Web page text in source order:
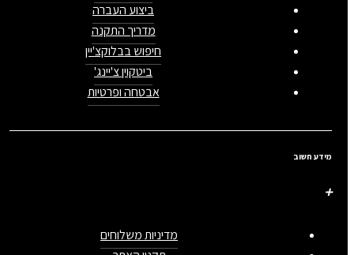
ביצוע העברה
מדריך התקנה
חיפוש בבלוקצ'יין
ביטקוין צ'יינג'
אבטחה ופרטיות
מידע חשוב
מדיניות משלוחים